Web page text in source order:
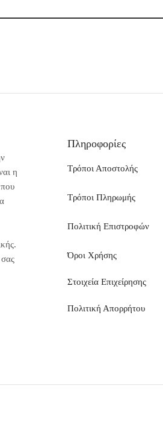
η
σας
Πληροφορίες
Τρόποι Αποστολής
Τρόποι Πληρωμής
Πολιτική Επιστροφών
Όροι Χρήσης
Στοιχεία Επιχείρησης
Πολιτική Απορρήτου